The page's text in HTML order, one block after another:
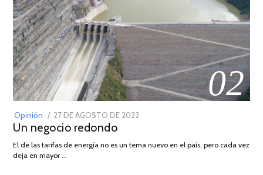
02
Opinión
POSTED
ON
27 DE AGOSTO DE 2022
DE
Un negocio redondo
El de las tarifas de energía no es un tema nuevo en el país, pero cada vez
deja en mayor …